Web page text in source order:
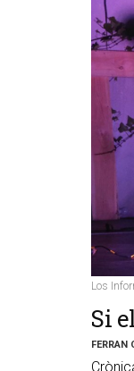
Los
Si
FERRAN